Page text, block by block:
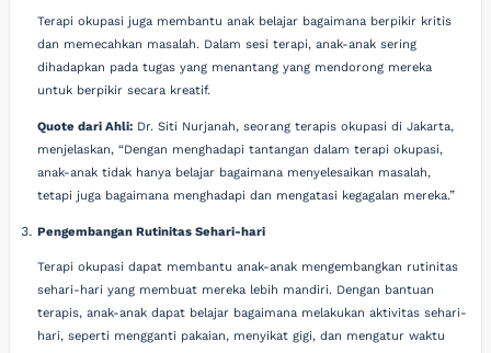
Terapi okupasi juga membantu anak belajar bagaimana berpikir kritis
dan memecahkan masalah. Dalam sesi terapi, anak-anak sering
dihadapkan pada tugas yang menantang yang mendorong mereka
untuk berpikir secara kreatif.
Quote dari Ahli:Dr. Siti Nurjanah, seorang terapis okupasi di Jakarta,
menjelaskan, “Dengan menghadapi tantangan dalam terapi okupasi,
anak-anak tidak hanya belajar bagaimana menyelesaikan masalah,
tetapi juga bagaimana menghadapi dan mengatasi kegagalan mereka.”
Pengembangan Rutinitas Sehari-hari
Terapi okupasi dapat membantu anak-anak mengembangkan rutinitas
sehari-hari yang membuat mereka lebih mandiri. Dengan bantuan
terapis, anak-anak dapat belajar bagaimana melakukan aktivitas sehari-
hari, seperti mengganti pakaian, menyikat gigi, dan mengatur waktu